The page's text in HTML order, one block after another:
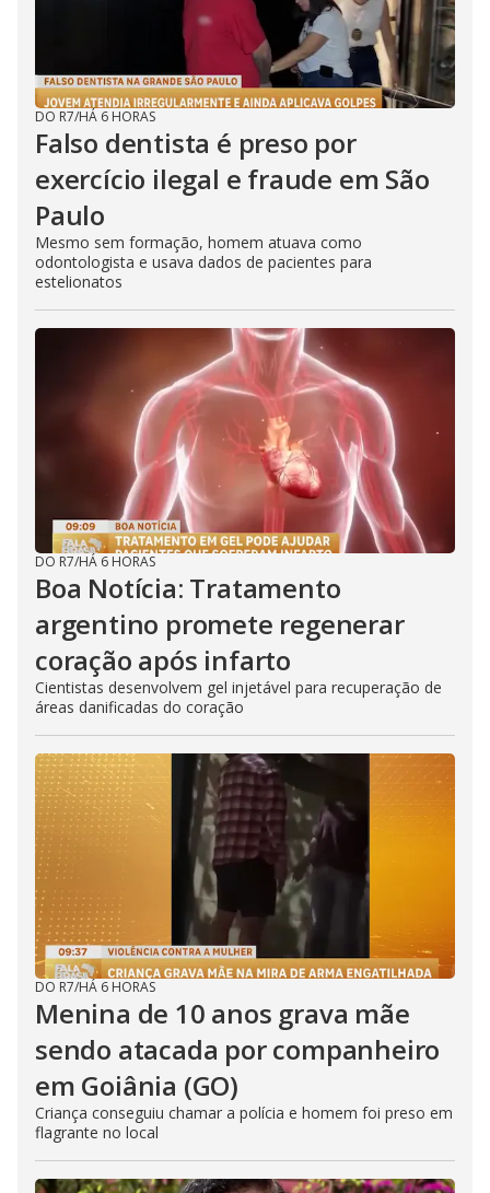
DO R7/HÁ 6 HORAS
Falso dentista é preso por
exercício ilegal e fraude em São
Paulo
Mesmo sem formação, homem atuava como
odontologista e usava dados de pacientes para
estelionatos
DO R7/HÁ 6 HORAS
Boa Notícia: Tratamento
argentino promete regenerar
coração após infarto
Cientistas desenvolvem gel injetável para recuperação de
áreas danificadas do coração
DO R7/HÁ 6 HORAS
Menina de 10 anos grava mãe
sendo atacada por companheiro
em Goiânia (GO)
Criança conseguiu chamar a polícia e homem foi preso em
flagrante no local